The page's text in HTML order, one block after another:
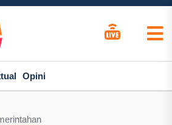
Opini